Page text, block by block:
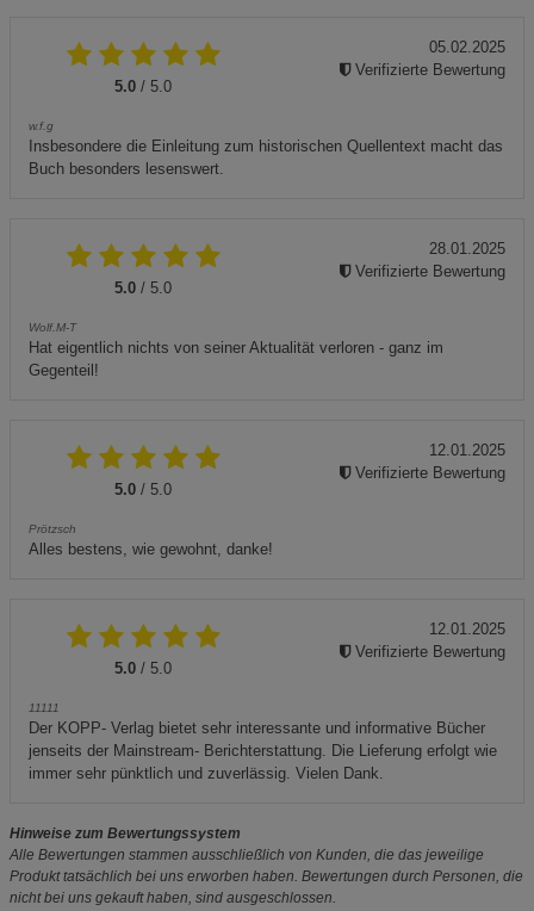
5.0 / 5.0
w.f.g
Insbesondere die Einleitung zum historischen Quellentext macht das
Buch besonders lesenswert.
05.02.2025
Verifizierte Bewertung
5.0 / 5.0
Wolf.M-T
Hat eigentlich nichts von seiner Aktualität verloren - ganz im
Gegenteil!
28.01.2025
Verifizierte Bewertung
5.0 / 5.0
Prötzsch
Alles bestens, wie gewohnt, danke!
12.01.2025
Verifizierte Bewertung
5.0 / 5.0
11111
Der KOPP- Verlag bietet sehr interessante und informative Bücher
jenseits der Mainstream- Berichterstattung. Die Lieferung erfolgt wie
immer sehr pünktlich und zuverlässig. Vielen Dank.
12.01.2025
Verifizierte Bewertung
Hinweise zum Bewertungssystem
Alle Bewertungen stammen ausschließlich von Kunden, die das jeweilige
Produkt tatsächlich bei uns erworben haben. Bewertungen durch Personen, die
nicht bei uns gekauft haben, sind ausgeschlossen.